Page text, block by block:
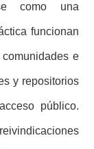
como una
funcionan
e
y repositorios
público.